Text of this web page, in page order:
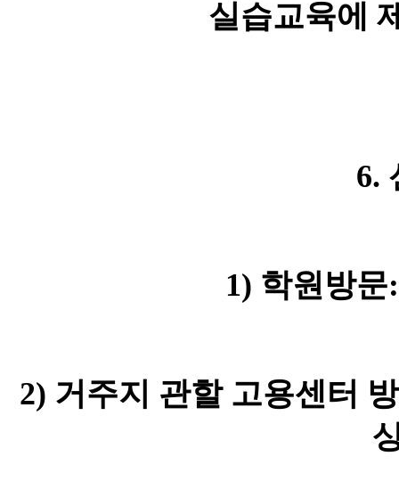
실습교육에
6.
1) 학원방문
2) 거주지 관할 고용센터